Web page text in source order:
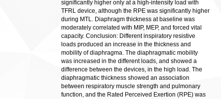
significantly higher only at a high-intensity load with
TFRL device, although the RPE was significantly higher
during MTL. Diaphragm thickness at baseline was
moderately correlated with MIP, MEP, and forced vital
capacity. Conclusion: Different inspiratory resistive
loads produced an increase in the thickness and
mobility of diaphragma. The diaphragmatic mobility
was increased in the different loads, and showed a
difference between the devices, in the high load. The
diaphragmatic thickness showed an association
between respiratory muscle strength and pulmonary
function, and the Rated Perceived Exertion (RPE) was